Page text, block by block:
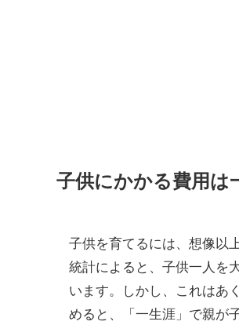
子供にかかる費用は
子供を育てるには、想像以
統計によると、子供一人を
います。しかし、これはあ
めると、「一生涯」で親が